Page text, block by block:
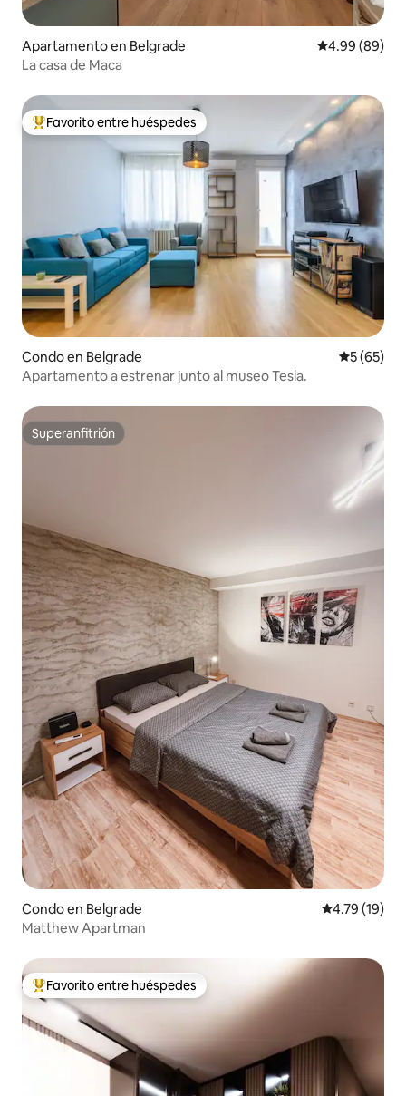
Apartamento en Belgrade Calificación
4.99 (89)
La casa de Maca
Favorito entre huéspedes preferido
Favorito entre huéspedes
Condo en Belgrade
5 (65)
Apartamento a estrenar junto al museo Tesla.
Superanfitrión
Superanfitrión
Condo en Belgrade Calificación
4.79 (19)
Matthew Apartman
Favorito entre huéspedes preferido
Favorito entre huéspedes